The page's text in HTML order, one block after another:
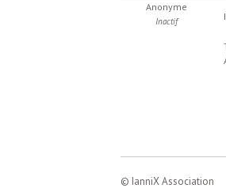
Anonyme
Inactif
© IanniX Association